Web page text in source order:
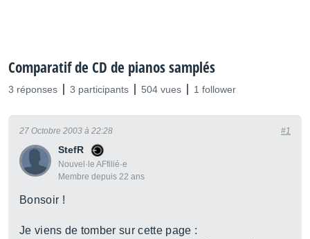
Comparatif de CD de pianos samplés
3 réponses 3 participants 504 vues 1 follower
StefR
Nouvel·le AFfilié·e
Membre depuis 22 ans
27 Octobre 2003 à 22:28 #1
Bonsoir !
Je viens de tomber sur cette page :